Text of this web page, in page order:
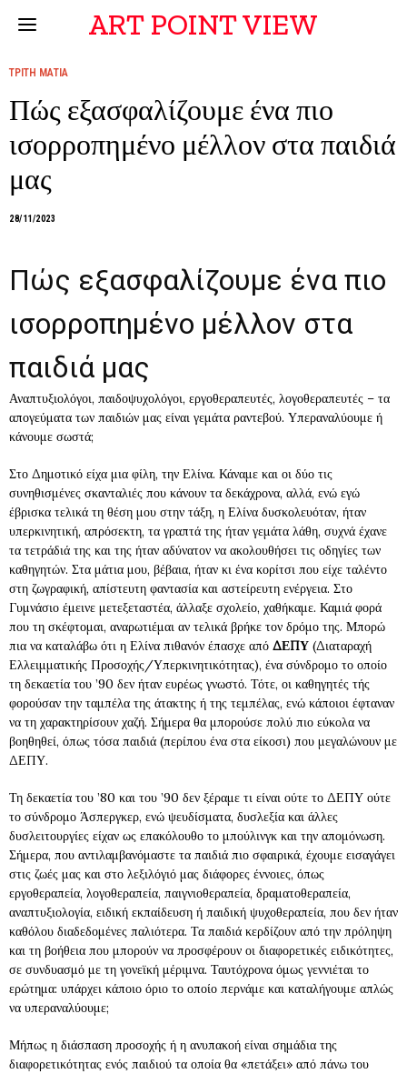
ART POINT VIEW
ΤΡΙΤΗ ΜΑΤΙΑ
Πώς εξασφαλίζουμε ένα πιο
ισορροπημένο μέλλον στα παιδιά
μας
28/11/2023
Πώς εξασφαλίζουμε ένα πιο
ισορροπημένο μέλλον στα
παιδιά μας
Αναπτυξιολόγοι, παιδοψυχολόγοι, εργοθεραπευτές, λογοθεραπευτές – τα
απογεύματα των παιδιών μας είναι γεμάτα ραντεβού. Υπεραναλύουμε ή
κάνουμε σωστά;
Στο Δημοτικό είχα μια φίλη, την Ελίνα. Κάναμε και οι δύο τις
συνηθισμένες σκανταλιές που κάνουν τα δεκάχρονα, αλλά, ενώ εγώ
έβρισκα τελικά τη θέση μου στην τάξη, η Ελίνα δυσκολευόταν, ήταν
υπερκινητική, απρόσεκτη, τα γραπτά της ήταν γεμάτα λάθη, συχνά έχανε
τα τετράδιά της και της ήταν αδύνατον να ακολουθήσει τις οδηγίες των
καθηγητών. Στα μάτια μου, βέβαια, ήταν κι ένα κορίτσι που είχε ταλέντο
στη ζωγραφική, απίστευτη φαντασία και αστείρευτη ενέργεια. Στο
Γυμνάσιο έμεινε μετεξεταστέα, άλλαξε σχολείο, χαθήκαμε. Καμιά φορά
που τη σκέφτομαι, αναρωτιέμαι αν τελικά βρήκε τον δρόμο της. Μπορώ
πια να καταλάβω ότι η Ελίνα πιθανόν έπασχε από ΔΕΠΥ (Διαταραχή
Ελλειμματικής Προσοχής/Υπερκινητικότητας), ένα σύνδρομο το οποίο
τη δεκαετία του ’90 δεν ήταν ευρέως γνωστό. Τότε, οι καθηγητές τής
φορούσαν την ταμπέλα της άτακτης ή της τεμπέλας, ενώ κάποιοι έφταναν
να τη χαρακτηρίσουν χαζή. Σήμερα θα μπορούσε πολύ πιο εύκολα να
βοηθηθεί, όπως τόσα παιδιά (περίπου ένα στα είκοσι) που μεγαλώνουν με
ΔΕΠΥ.
Τη δεκαετία του ’80 και του ’90 δεν ξέραμε τι είναι ούτε το ΔΕΠΥ ούτε
το σύνδρομο Άσπεργκερ, ενώ ψευδίσματα, δυσλεξία και άλλες
δυσλειτουργίες είχαν ως επακόλουθο το μπούλινγκ και την απομόνωση.
Σήμερα, που αντιλαμβανόμαστε τα παιδιά πιο σφαιρικά, έχουμε εισαγάγει
στις ζωές μας και στο λεξιλόγιό μας διάφορες έννοιες, όπως
εργοθεραπεία, λογοθεραπεία, παιγνιοθεραπεία, δραματοθεραπεία,
αναπτυξιολογία, ειδική εκπαίδευση ή παιδική ψυχοθεραπεία, που δεν ήταν
καθόλου διαδεδομένες παλιότερα. Τα παιδιά κερδίζουν από την πρόληψη
και τη βοήθεια που μπορούν να προσφέρουν οι διαφορετικές ειδικότητες,
σε συνδυασμό με τη γονεϊκή μέριμνα. Ταυτόχρονα όμως γεννιέται το
ερώτημα: υπάρχει κάποιο όριο το οποίο περνάμε και καταλήγουμε απλώς
να υπεραναλύουμε;
Μήπως η διάσπαση προσοχής ή η ανυπακοή είναι σημάδια της
διαφορετικότητας ενός παιδιού τα οποία θα «πετάξει» από πάνω του